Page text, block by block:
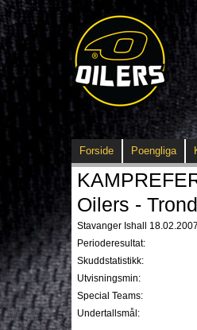
Forside Poengliga
Oilers -
Stavanger Ishall
Perioderesultat:
Skuddstatistikk:
Utvisningsmin:
Special Teams:
Undertallsmål: